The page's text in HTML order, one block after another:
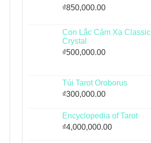
₫850,000.00
Con Lắc Cảm Xạ Classic
Crystal
₫500,000.00
Túi Tarot Oroborus
₫300,000.00
Encyclopedia of Tarot
₫4,000,000.00